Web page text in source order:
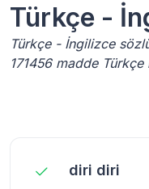
Türkçe -
Türkçe - İngilizce
171456 madde
diri diri